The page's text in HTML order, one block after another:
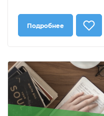
Подробнее